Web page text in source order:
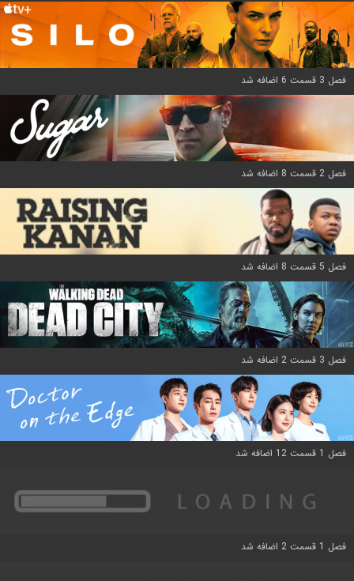
فصل 3 قسمت 6 اضافه شد
فصل 2 قسمت 8 اضافه شد
فصل 5 قسمت 8 اضافه شد
فصل 3 قسمت 2 اضافه شد
فصل 1 قسمت 12 اضافه شد
فصل 1 قسمت 2 اضافه شد